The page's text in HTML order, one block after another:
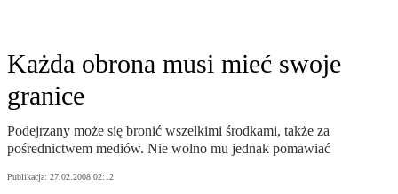
Każda obrona musi mieć swoje
granice
Podejrzany może się bronić wszelkimi środkami, także za
pośrednictwem mediów. Nie wolno mu jednak pomawiać
Publikacja: 27.02.2008 02:12